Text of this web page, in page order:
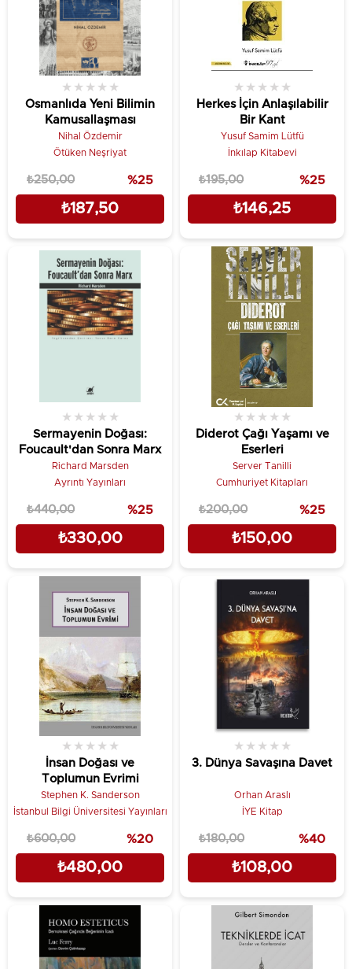
Osmanlıda Yeni Bilimin
Kamusallaşması
★ ★ ★ ★ ★
Nihal Özdemir
Ötüken Neşriyat
₺187,50
₺250,00 %25
Herkes İçin Anlaşılabilir
Bir Kant
★ ★ ★ ★ ★
Yusuf Samim Lütfü
İnkılap Kitabevi
₺146,25
₺195,00 %25
Sermayenin Doğası:
Foucault'dan Sonra Marx
★ ★ ★ ★ ★
Richard Marsden
Ayrıntı Yayınları
₺330,00
₺440,00 %25
Diderot Çağı Yaşamı ve
Eserleri
★ ★ ★ ★ ★
Server Tanilli
Cumhuriyet Kitapları
₺150,00
₺200,00 %25
İnsan Doğası ve
Toplumun Evrimi
★ ★ ★ ★ ★
Stephen K. Sanderson
İstanbul Bilgi Üniversitesi Yayınları
₺480,00
₺600,00 %20
3. Dünya Savaşına Davet
★ ★ ★ ★ ★
Orhan Araslı
İYE Kitap
₺108,00
₺180,00 %40